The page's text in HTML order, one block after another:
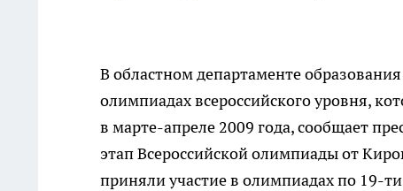
В областном департаменте
олимпиадах всероссийского уровня,
в марте-апреле 2009 года, сообщает
этап Всероссийской олимпиады от
приняли участие в олимпиадах по 19-